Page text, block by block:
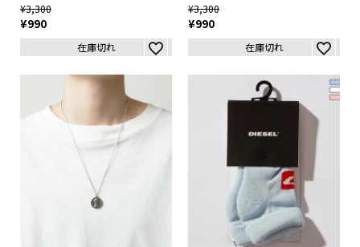
¥3,300
¥990
在庫切れ
¥3,300
¥990
在庫切れ